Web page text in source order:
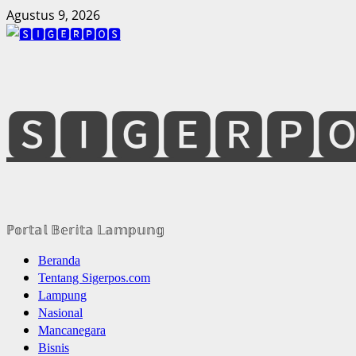
Skip
to
Agustus 9, 2026
ℙ𝕠𝕣𝕥𝕒𝕝 𝔹𝕖𝕣𝕚𝕥𝕒 𝕃𝕒𝕞𝕡𝕦𝕟𝕘
Primary
Menu
Beranda
Tentang Sigerpos.com
Lampung
Nasional
Mancanegara
Bisnis